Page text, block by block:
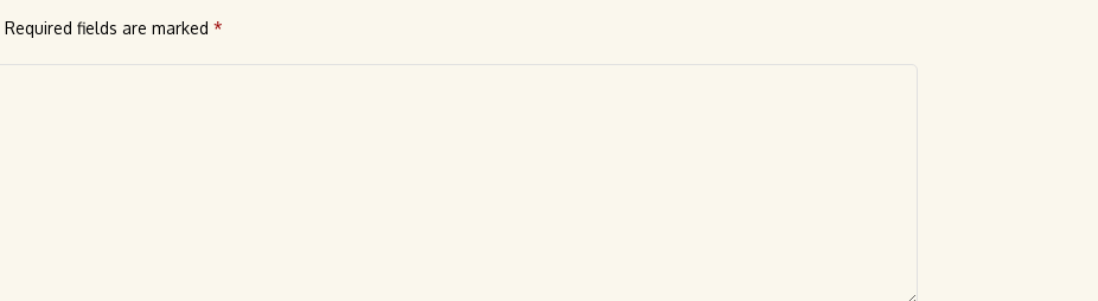
Required fields are marked *